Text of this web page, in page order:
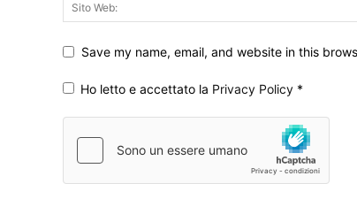
Save my name, email, and website in this
Ho letto e accettato la Privacy Policy *